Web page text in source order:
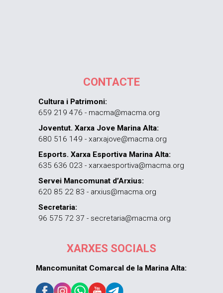
CONTACTE
Cultura i Patrimoni:
659 219 476 - macma@macma.org
Joventut. Xarxa Jove Marina Alta:
680 516 149 - xarxajove@macma.org
Esports. Xarxa Esportiva Marina Alta:
635 636 023 - xarxaesportiva@macma.org
Servei Mancomunat d’Arxius:
620 85 22 83 - arxius@macma.org
Secretaria:
96 575 72 37 - secretaria@macma.org
XARXES SOCIALS
Mancomunitat Comarcal de la Marina Alta: